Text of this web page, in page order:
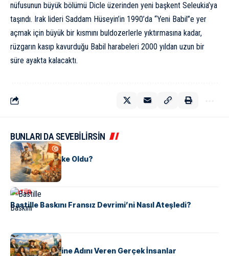
nüfusunun büyük bölümü Dicle üzerinden yeni başkent Seleukia’ya
taşındı. Irak lideri Saddam Hüseyin’in 1990’da “Yeni Babil”e yer
açmak için büyük bir kısmını buldozerlerle yıktırmasına kadar,
rüzgarın kasıp kavurduğu Babil harabeleri 2000 yıldan uzun bir
süre ayakta kalacaktı.
BUNLARI DA SEVEBİLİRSİN
KÜLTÜR
Tunus Nasıl Ülke Oldu?
KÜLTÜR
Bastille Baskını Fransız Devrimi’ni Nasıl Ateşledi?
KÜLTÜR
ABD Eyaletlerine Adını Veren Gerçek İnsanlar